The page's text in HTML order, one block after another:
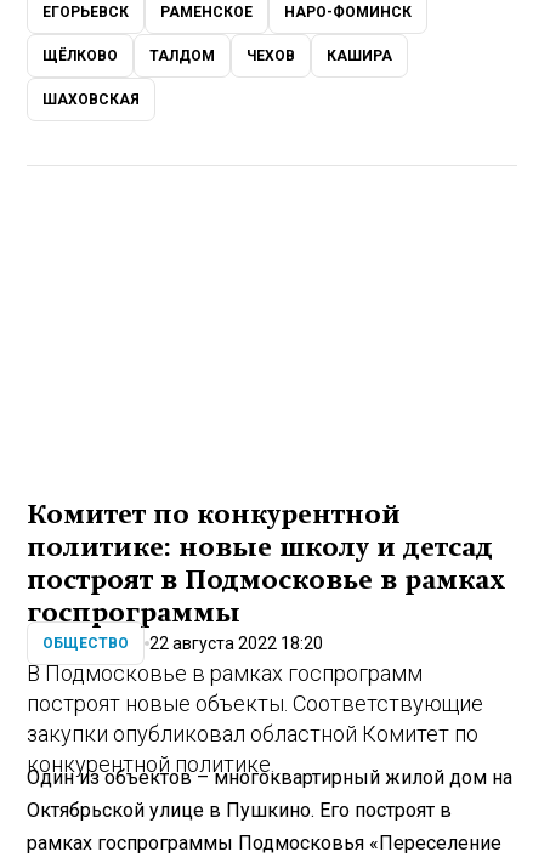
ЕГОРЬЕВСК РАМЕНСКОЕ НАРО-ФОМИНСК
ЩЁЛКОВО ТАЛДОМ ЧЕХОВ КАШИРА
ШАХОВСКАЯ
Комитет по конкурентной
политике: новые школу и детсад
построят в Подмосковье в рамках
госпрограммы
ОБЩЕСТВО 22 августа 2022 18:20
В Подмосковье в рамках госпрограмм
построят новые объекты. Соответствующие
закупки опубликовал областной Комитет по
конкурентной политике.
Один из объектов – многоквартирный жилой дом на
Октябрьской улице в Пушкино. Его построят в
рамках госпрограммы Подмосковья «Переселение